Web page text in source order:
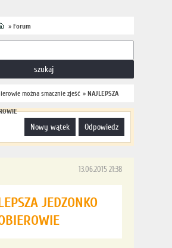
» Forum
można smacznie zjeść » NAJLEPSZA
odpowiedz
nowy wątek
13.06.2015 21:38
JEDZONKO